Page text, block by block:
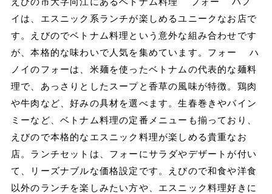
イは、エスニック系ランチが楽しめるユニークなお店で
す。えびのでベトナム料理という意外な組み合わせです
が、本格的な味わいで人気を集めています。フォー ハ
ノイのフォーは、米麺を使ったベトナムの代表的な麺料
理で、あっさりとしたスープと香草の風味が特徴。鶏肉
や牛肉など、好みの具材を選べます。生春巻きやバイン
ミーなど、ベトナム料理の定番メニューも揃っており、
えびので本格的なエスニック料理が楽しめる貴重なお
店。ランチセットは、フォーにサラダやデザートが付い
て、リーズナブルな価格設定です。えびので和食や洋食
以外のランチを楽しみたい方や、エスニック料理好きに